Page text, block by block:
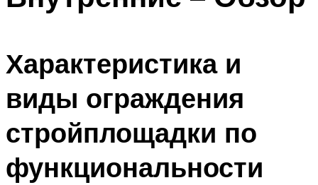
Характеристика и
виды ограждения
стройплощадки по
функциональности